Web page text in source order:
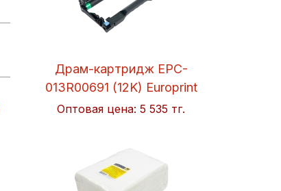
Драм-картридж EPC-
013R00691 (12K) Europrint
Оптовая цена:5 535 тг.